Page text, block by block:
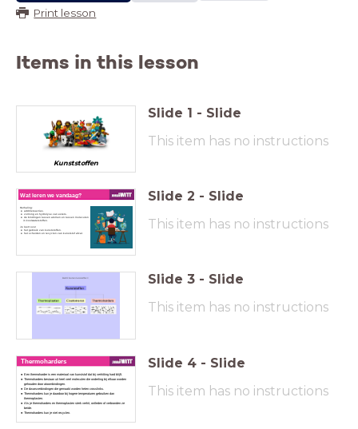
Print lesson
Items in this lesson
Kunststoffen
Slide 1 - Slide
This item has no instructions
Herhaling:
additiereacties.
vorming en hydrolyse van esters.
de bindingen tussen atomen en tussen moleculen
in koolwaterstoffen.
Je leert over
het gebruik van kunststoffen.
het scheiden en recyclen van kunststof afval.
Wat leren we vandaag? Slide 2 - Slide
This item has no instructions
Slide 3 - Slide
This item has no instructions
Een thermoharder is een materiaal van kunststof dat bij verhitting hard blijft.
Thermoharders bestaan uit heel veel moleculen die onderling bij elkaar worden
gehouden door atoombindingen.
De dwarsverbindingen die gemaakt worden heten crosslinks.
Thermoharders kun je daardoor bij hogere temperaturen gebruiken dan
thermoplasten.
Als je thermoharders en thermoplasten sterk verhit, ontleden of verbranden ze
beide.
Thermoharders kun je niet recyclen.
Thermoharders Slide 4 - Slide
This item has no instructions